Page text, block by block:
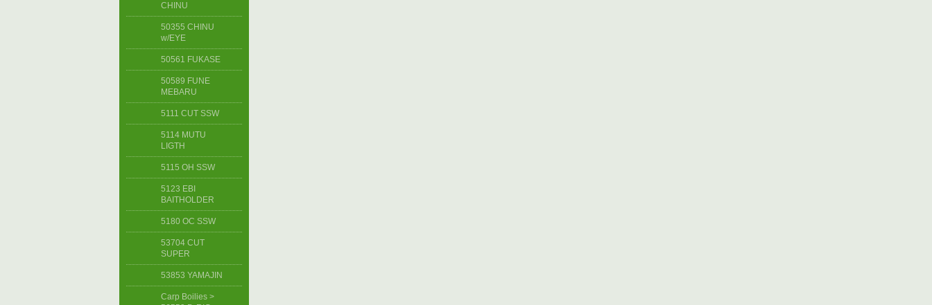
CHINU
50355 CHINU
w/EYE
50561 FUKASE
50589 FUNE
MEBARU
5111 CUT SSW
5114 MUTU
LIGTH
5115 OH SSW
5123 EBI
BAITHOLDER
5180 OC SSW
53704 CUT
SUPER
53853 YAMAJIN
Carp Boilies >